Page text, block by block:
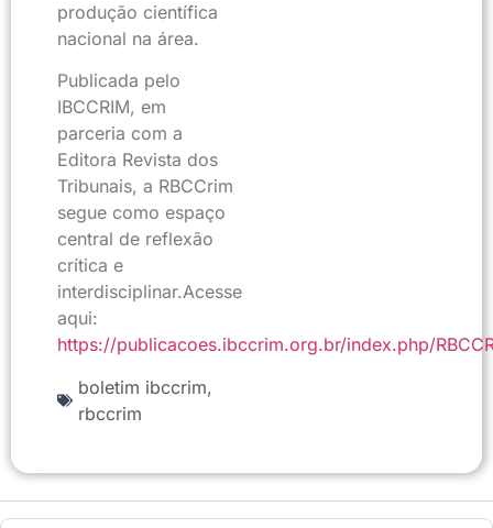
produção científica
nacional na área.
Publicada pelo
IBCCRIM, em
parceria com a
Editora Revista dos
Tribunais, a RBCCrim
segue como espaço
central de reflexão
crítica e
interdisciplinar.Acesse
aqui:
https://publicacoes.ibccrim.org.br/index.php/
boletim ibccrim,
rbccrim